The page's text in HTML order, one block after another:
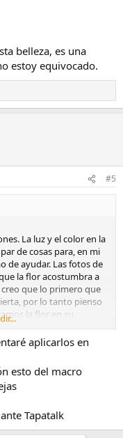
belleza, es una
estoy equivocado.
#5
La luz y el color en la
de cosas para, en mi
de ayudar. Las fotos de
la flor acostumbra a
que lo primero que
por lo tanto pienso
la flor en su
están detrás y a la
fondo, como ya he
cuando existen
ramas o briznas a
una lástima ya que
difuminado y con una
allí; si cortas por abajo
debajo del tallo de la
aplicarlos en
esto del macro
Tapatalk